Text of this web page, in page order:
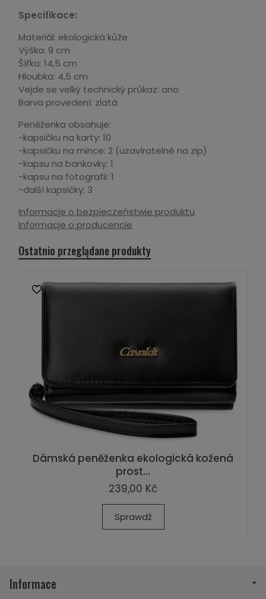
Specifikace:
Materiál: ekologická kůže
Výška: 9 cm
Šířka: 14,5 cm
Hloubka: 4,5 cm
Vejde se velký technický průkaz: ano
Barva provedení: zlatá
Peněženka obsahuje:
-kapsičku na karty: 10
-kapsičku na mince: 2 (uzavíratelné na zip)
-kapsu na bankovky: 1
-kapsu na fotografii: 1
-další kapsičky: 3
Informacje o bezpieczeństwie produktu
Informacje o producencie
Ostatnio przeglądane produkty
Dámská peněženka ekologická kožená
prost...
239,00 Kč
Sprawdź
Informace